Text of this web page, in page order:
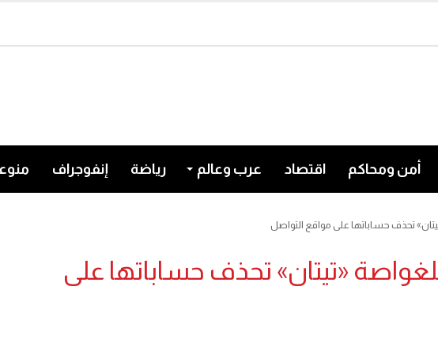
أمن ومحاكم اقتصاد عرب وعالم رياضة إنفوجراف
تحذف حساباتها على مواقع التواصل
«تيتان» تحذف حساباتها على